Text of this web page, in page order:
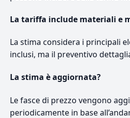
La tariffa include materiali e
La stima considera i principali
inclusi, ma il preventivo
La stima è aggiornata?
Le fasce di prezzo vengono
periodicamente in base